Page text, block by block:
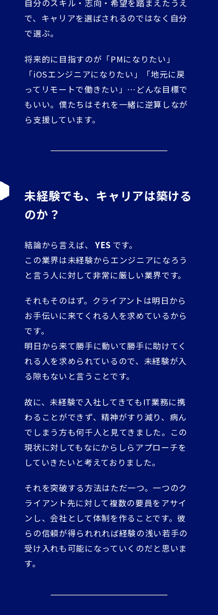
自分のスキル・志向・希望を踏まえたうえ
で、キャリアを選ばされるのではなく自分
で選ぶ。
将来的に目指すのが「PMになりたい」
「iOSエンジニアになりたい」「地元に戻
ってリモートで働きたい」…どんな目標で
もいい。僕たちはそれを一緒に逆算しなが
ら支援しています。
未経験でも、キャリアは築ける
のか？
結論から言えば、 YES です。
この業界は未経験からエンジニアになろう
と言う人に対して非常に厳しい業界です。
それもそのはず。クライアントは明日から
お手伝いに来てくれる人を求めているから
です。
明日から来て勝手に動いて勝手に助けてく
れる人を求められているので、未経験が入
る隙もないと言うことです。
故に、未経験で入社してきてもIT業務に携
わることができず、精神がすり減り、病ん
でしまう方も何千人と見てきました。この
現状に対してもなにからしらアプローチを
していきたいと考えておりました。
それを突破する方法はただ一つ。一つのク
ライアント先に対して複数の要員をアサイ
ンし、会社として体制を作ることです。彼
らの信頼が得られれれば経験の浅い若手の
受け入れも可能になっていくのだと思いま
す。